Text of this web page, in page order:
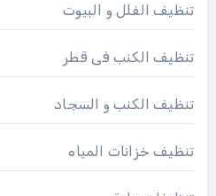
تنظيف الفلل و البيوت
تنظيف الكنب فى قطر
تنظيف الكنب و السجاد
تنظيف خزانات المياه